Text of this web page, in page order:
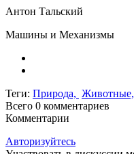
Антон Тальский
Машины и Механизмы
Теги: Природа, Животные,
Всего 0 комментариев
Комментарии
Авторизуйтесь